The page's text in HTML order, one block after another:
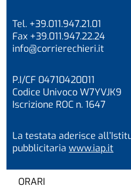
Tel. +39.011.947.21.01
Fax +39.011.947.22.24
info@corrierechieri.it
P.I/CF 04710420011
Codice Univoco W7YVJK9
Iscrizione ROC n. 1647
La testata aderisce
pubblicitariawww.iap.it
ORARI